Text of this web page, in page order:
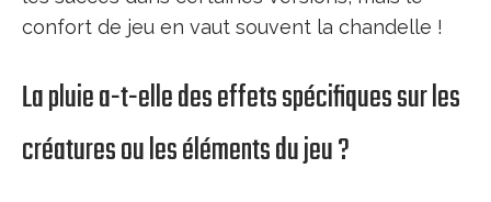
confort de jeu en vaut souvent la chandelle !
La pluie a-t-elle des effets spécifiques sur les
créatures ou les éléments du jeu ?